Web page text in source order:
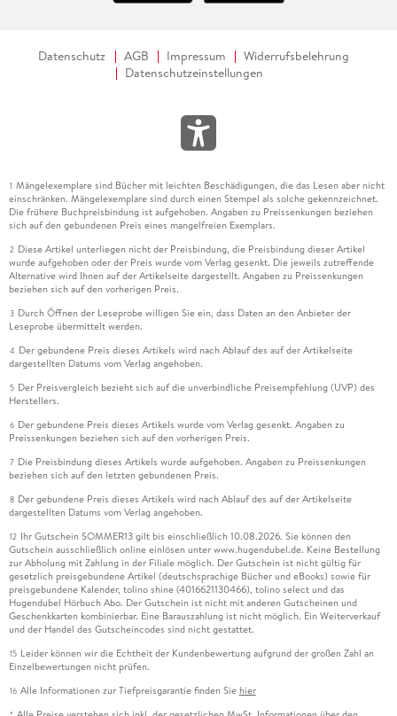
Datenschutz AGB Impressum
Widerrufsbelehrung
Datenschutzeinstellungen
1 Mängelexemplare sind Bücher mit leichten Beschädigungen, die das Lesen aber nicht
einschränken. Mängelexemplare sind durch einen Stempel als solche gekennzeichnet.
Die frühere Buchpreisbindung ist aufgehoben. Angaben zu Preissenkungen beziehen
sich auf den gebundenen Preis eines mangelfreien Exemplars.
2 Diese Artikel unterliegen nicht der Preisbindung, die Preisbindung dieser Artikel
wurde aufgehoben oder der Preis wurde vom Verlag gesenkt. Die jeweils zutreffende
Alternative wird Ihnen auf der Artikelseite dargestellt. Angaben zu Preissenkungen
beziehen sich auf den vorherigen Preis.
3 Durch Öffnen der Leseprobe willigen Sie ein, dass Daten an den Anbieter der
Leseprobe übermittelt werden.
4 Der gebundene Preis dieses Artikels wird nach Ablauf des auf der Artikelseite
dargestellten Datums vom Verlag angehoben.
5 Der Preisvergleich bezieht sich auf die unverbindliche Preisempfehlung (UVP) des
Herstellers.
6 Der gebundene Preis dieses Artikels wurde vom Verlag gesenkt. Angaben zu
Preissenkungen beziehen sich auf den vorherigen Preis.
7 Die Preisbindung dieses Artikels wurde aufgehoben. Angaben zu Preissenkungen
beziehen sich auf den letzten gebundenen Preis.
8 Der gebundene Preis dieses Artikels wird nach Ablauf des auf der Artikelseite
dargestellten Datums vom Verlag angehoben.
12 Ihr Gutschein SOMMER13 gilt bis einschließlich 10.08.2026. Sie können den
Gutschein ausschließlich online einlösen unter www.hugendubel.de. Keine Bestellung
zur Abholung mit Zahlung in der Filiale möglich. Der Gutschein ist nicht gültig für
gesetzlich preisgebundene Artikel (deutschsprachige Bücher und eBooks) sowie für
preisgebundene Kalender, tolino shine (4016621130466), tolino select und das
Hugendubel Hörbuch Abo. Der Gutschein ist nicht mit anderen Gutscheinen und
Geschenkkarten kombinierbar. Eine Barauszahlung ist nicht möglich. Ein Weiterverkauf
und der Handel des Gutscheincodes sind nicht gestattet.
15 Leider können wir die Echtheit der Kundenbewertung aufgrund der großen Zahl an
Einzelbewertungen nicht prüfen.
16 Alle Informationen zur Tiefpreisgarantie finden Sie hier